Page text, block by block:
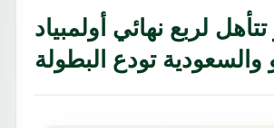
لربع نهائي أولمبياد
تودع البطولة